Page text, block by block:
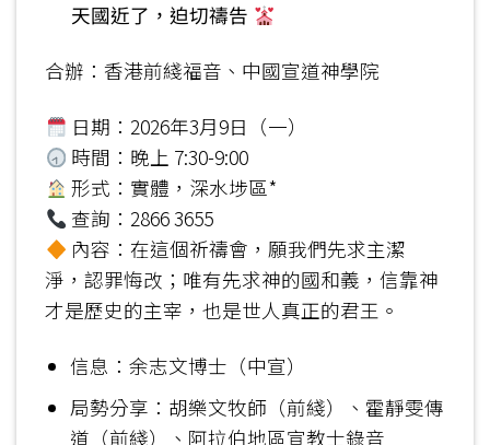
天國近了，迫切禱告
合辦：香港前綫福音、中國宣道神學院
日期：2026年3月9日（一）
時間：晚上 7:30-9:00
形式：實體，深水埗區*
查詢：2866 3655
內容：在這個祈禱會，願我們先求主潔
淨，認罪悔改；唯有先求神的國和義，信靠神
才是歷史的主宰，也是世人真正的君王。
信息：余志文博士（中宣）
局勢分享：胡樂文牧師（前綫）、霍靜雯傳
道（前綫）、阿拉伯地區宣教士錄音